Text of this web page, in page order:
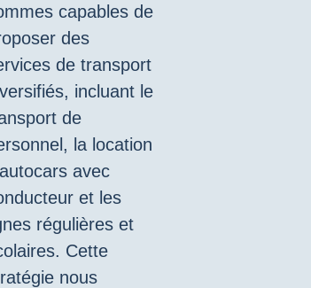
capables de
des
de transport
incluant le
de
la location
avec
et les
régulières et
Cette
nous